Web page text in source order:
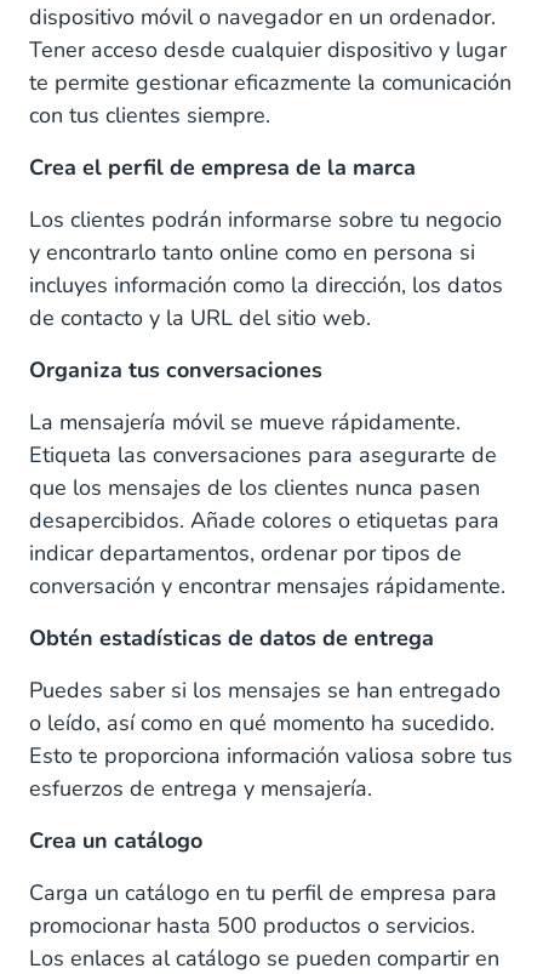
dispositivo móvil o navegador en un ordenador.
Tener acceso desde cualquier dispositivo y lugar
te permite gestionar eficazmente la comunicación
con tus clientes siempre.
Crea el perfil de empresa de la marca
Los clientes podrán informarse sobre tu negocio
y encontrarlo tanto online como en persona si
incluyes información como la dirección, los datos
de contacto y la URL del sitio web.
Organiza tus conversaciones
La mensajería móvil se mueve rápidamente.
Etiqueta las conversaciones para asegurarte de
que los mensajes de los clientes nunca pasen
desapercibidos. Añade colores o etiquetas para
indicar departamentos, ordenar por tipos de
conversación y encontrar mensajes rápidamente.
Obtén estadísticas de datos de entrega
Puedes saber si los mensajes se han entregado
o leído, así como en qué momento ha sucedido.
Esto te proporciona información valiosa sobre tus
esfuerzos de entrega y mensajería.
Crea un catálogo
Carga un catálogo en tu perfil de empresa para
promocionar hasta 500 productos o servicios.
Los enlaces al catálogo se pueden compartir en